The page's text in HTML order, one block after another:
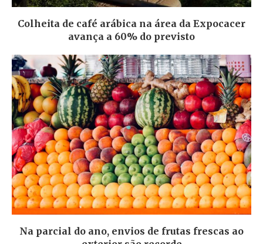
Colheita de café arábica na área da Expocacer
avança a 60% do previsto
Na parcial do ano, envios de frutas frescas ao